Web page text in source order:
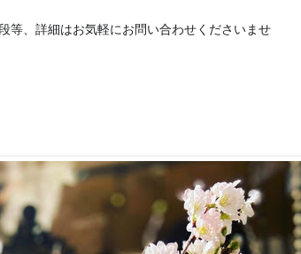
等、詳細はお気軽にお問い合わせくださいませ